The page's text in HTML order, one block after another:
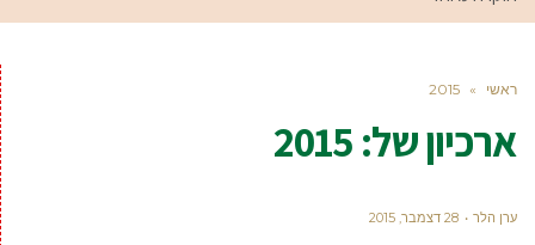
ראשי »
2015
ארכיון של:2015
ערן הלר 28 דצמבר, 2015